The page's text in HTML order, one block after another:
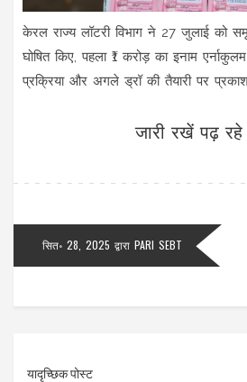
केरल राज्य लॉटरी विभाग ने 27 जुलाई को
घोषित किए, पहला ₹1 करोड़ का इनाम
प्रक्रिया और अगले ड्रॉ की तैयारी पर
जारी रखें पढ़ रहे
सित॰ 28, 2025 द्वारा PARI SEBT
यादृच्छिक पोस्ट